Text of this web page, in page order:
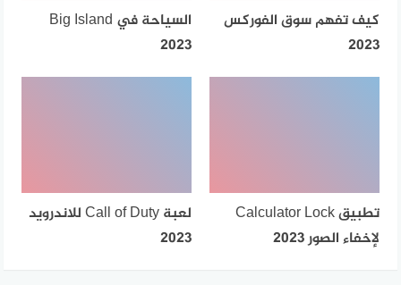
كيف تفهم سوق الفوركس
2023
السياحة في Big Island
2023
تطبيق Calculator Lock
لإخفاء الصور 2023
لعبة Call of Duty للاندرويد
2023